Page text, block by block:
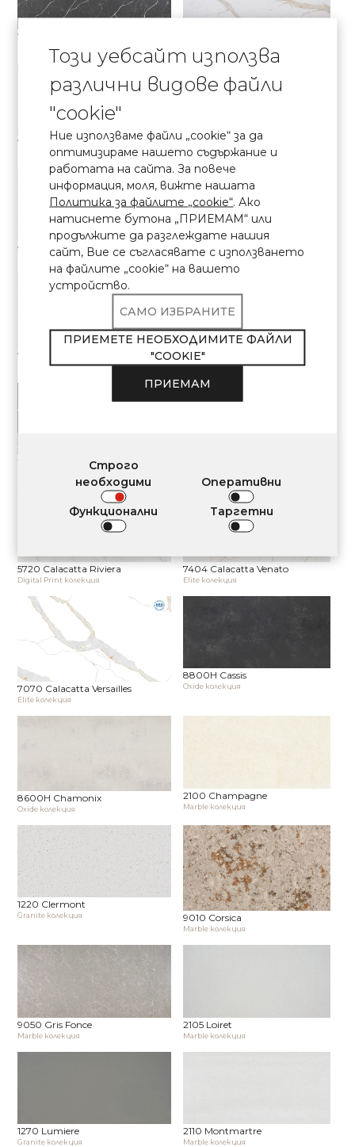
7670 Calacatta Cassel
7540 Calacatta Concorde
Elite колекция
7400 Calacatta Dauphine
Elite колекция
7000 Calacatta Eno 7700 Calacatta Marseille
Elite колекция
7570 Calacatta Monaco
Elite колекция Elite колекция
7530L Calacatta Noir Satin
5720 Calacatta Riviera
Digital Print колекция
7404 Calacatta Venato
Elite колекция
7070 Calacatta Versailles
Elite колекция
8800H Cassis
Oxide колекция
8600H Chamonix
Oxide колекция
2100 Champagne
Marble колекция
1220 Clermont
Granite колекция 9010 Corsica
Marble колекция
9050 Gris Fonce
Marble колекция
2105 Loiret
Marble колекция
1270 Lumiere
Granite колекция
2110 Montmartre
Marble колекция
Този уебсайт използва
различни видове файли
"cookie"
Ние използваме файли „cookie“ за да
оптимизираме нашето съдържание и
работата на сайта. За повече
информация, моля, вижте нашата
Политика за файлите „cookie“. Ако
натиснете бутона „ПРИЕМАМ“ или
продължите да разглеждате нашия
сайт, Вие се съгласявате с използването
на файлите „cookie“ на вашето
устройство.
САМО ИЗБРАНИТЕ
ПРИЕМЕТЕ НЕОБХОДИМИТЕ ФАЙЛИ
"COOKIE"
ПРИЕМАМ
Строго
необходими
Оперативни
Функционални Таргетни